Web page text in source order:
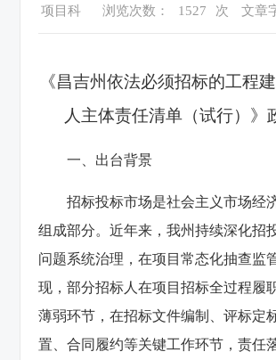
项目科
浏览次数： 1527 次 文章
《昌吉州依法必须招标的工程
人主体责任清单（试行）》
一、出台背景
招标投标市场是社会主义市场经
组成部分。近年来，我州持续深化招
问题系统治理，在项目常态化抽查监
现，部分招标人在项目招标全过程履
薄弱环节，在招标文件编制、评标定
置、合同履约等关键工作环节，责任